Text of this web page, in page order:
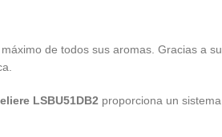
de todos sus aromas. Gracias a
LSBU51DB2 proporciona un